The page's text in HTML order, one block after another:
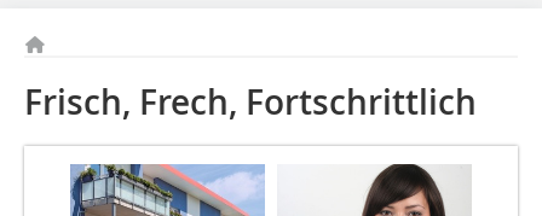
Frisch, Frech, Fortschrittlich